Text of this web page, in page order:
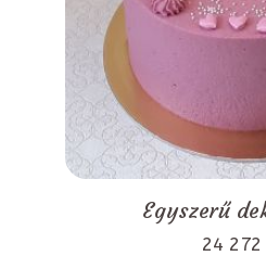
Egyszerű
24